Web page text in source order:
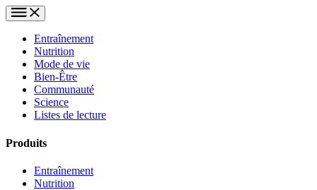
Entraînement
Nutrition
Mode de vie
Bien-Être
Communauté
Science
Listes de lecture
Produits
Entraînement
Nutrition